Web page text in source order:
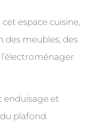
espace cuisine,
des meubles, des
enduisage et
plafond.